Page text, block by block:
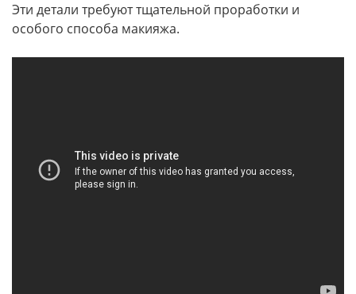
Эти детали требуют тщательной проработки и
особого способа макияжа.